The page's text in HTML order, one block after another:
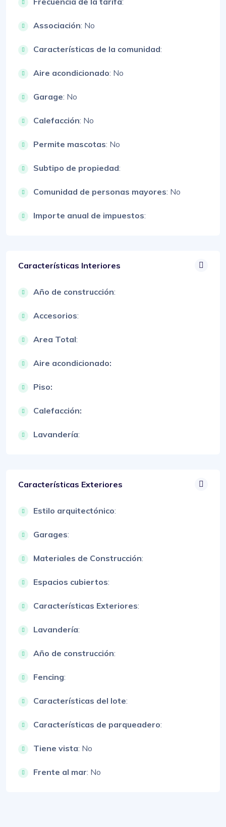
Associación: No
Características de la comunidad:
Aire acondicionado: No
Garage: No
Calefacción: No
Permite mascotas: No
Subtipo de propiedad:
Comunidad de personas mayores: No
Importe anual de impuestos:
Características Interiores
Año de construcción:
Accesorios:
Area Total:
Aire acondicionado:
Piso:
Calefacción:
Lavandería:
Características Exteriores
Estilo arquitectónico:
Garages:
Materiales de Construcción:
Espacios cubiertos:
Características Exteriores:
Lavandería:
Año de construcción:
Fencing:
Características del lote:
Características de parqueadero:
Tiene vista: No
Frente al mar: No